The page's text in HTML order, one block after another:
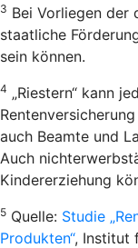
3 Bei Vorliegen der
staatliche
sein können.
4 „Riestern“ kann
auch Beamte und
Auch
Kindererziehung
5 Quelle: Studie
Produkten“, Institut